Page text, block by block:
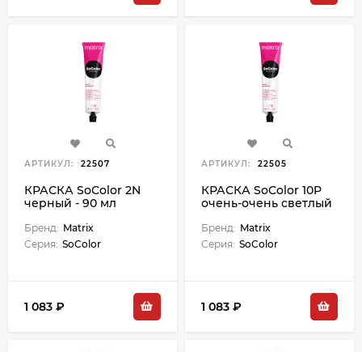
АРТИКУЛ: 22507
КРАСКА SoColor 2N
черный - 90 мл
Бренд: Matrix
Серия: SoColor
1 083 ₽
АРТИКУЛ: 22505
КРАСКА SoColor 10P
очень-очень светлый
- 90 мл
Бренд: Matrix
Серия: SoColor
1 083 ₽